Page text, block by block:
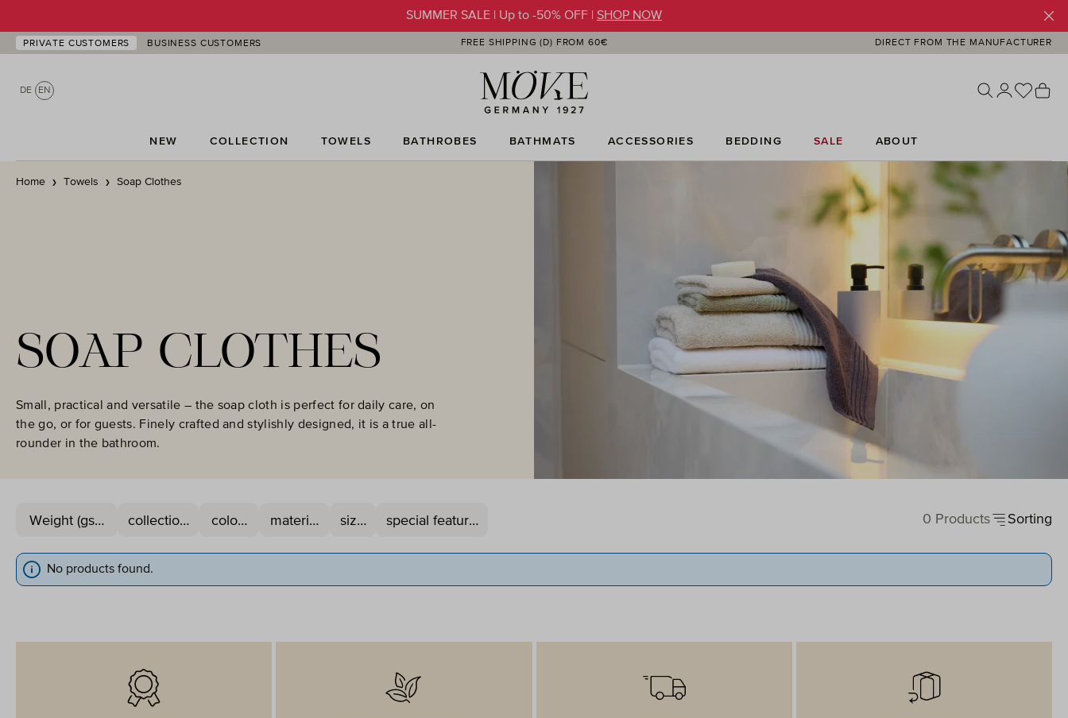
SUMMER SALE | Up to -50% OFF | SHOP NOW
PRIVATE CUSTOMERS BUSINESS CUSTOMERS FREE SHIPPING (D) FROM 60€ DIRECT FROM THE MANUFACTURER
DE EN You
NEW COLLECTION TOWELS BATHROBES BATHMATS ACCESSORIES BEDDING SALE ABOUT
Home Towels Soap Clothes
SOAP CLOTHES
Small, practical and versatile – the soap cloth is perfect for daily care, on
the go, or for guests. Finely crafted and stylishly designed, it is a true all-
rounder in the bathroom.
Weight (gsm) collection colour material size special feature 0 Products Sorting
No products found.